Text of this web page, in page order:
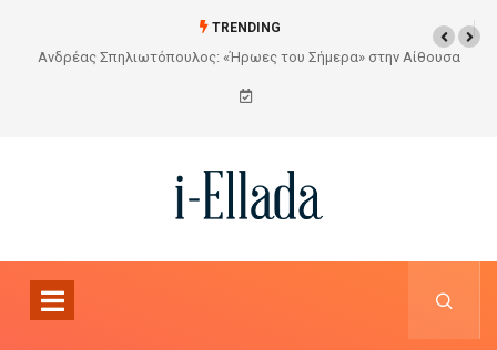
TRENDING
Από το Σχέδιο στην Πραγματικότητα